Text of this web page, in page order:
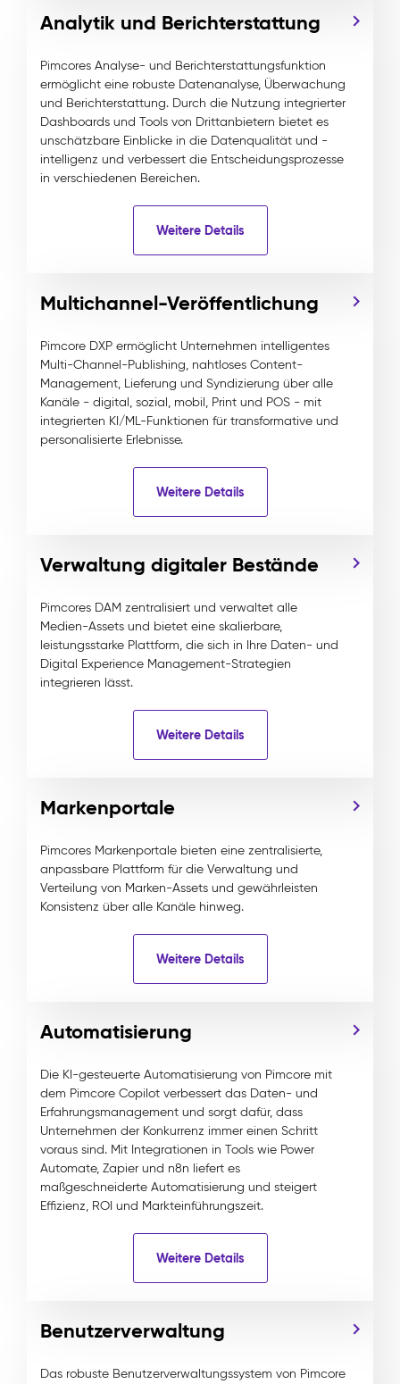
Analytik und Berichterstattung
Pimcores Analyse- und Berichterstattungsfunktion
ermöglicht eine robuste Datenanalyse, Überwachung
und Berichterstattung. Durch die Nutzung integrierter
Dashboards und Tools von Drittanbietern bietet es
unschätzbare Einblicke in die Datenqualität und -
intelligenz und verbessert die Entscheidungsprozesse
in verschiedenen Bereichen.
Weitere Details
Multichannel-Veröffentlichung
Pimcore DXP ermöglicht Unternehmen intelligentes
Multi-Channel-Publishing, nahtloses Content-
Management, Lieferung und Syndizierung über alle
Kanäle - digital, sozial, mobil, Print und POS - mit
integrierten KI/ML-Funktionen für transformative und
personalisierte Erlebnisse.
Weitere Details
Verwaltung digitaler Bestände
Pimcores DAM zentralisiert und verwaltet alle
Medien-Assets und bietet eine skalierbare,
leistungsstarke Plattform, die sich in Ihre Daten- und
Digital Experience Management-Strategien
integrieren lässt.
Weitere Details
Markenportale
Pimcores Markenportale bieten eine zentralisierte,
anpassbare Plattform für die Verwaltung und
Verteilung von Marken-Assets und gewährleisten
Konsistenz über alle Kanäle hinweg.
Weitere Details
Automatisierung
Die KI-gesteuerte Automatisierung von Pimcore mit
dem Pimcore Copilot verbessert das Daten- und
Erfahrungsmanagement und sorgt dafür, dass
Unternehmen der Konkurrenz immer einen Schritt
voraus sind. Mit Integrationen in Tools wie Power
Automate, Zapier und n8n liefert es
maßgeschneiderte Automatisierung und steigert
Effizienz, ROI und Markteinführungszeit.
Weitere Details
Benutzerverwaltung
Das robuste Benutzerverwaltungssystem von Pimcore